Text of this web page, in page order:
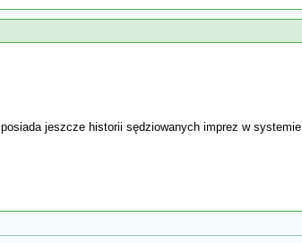
jeszcze historii sędziowanych imprez w systemie